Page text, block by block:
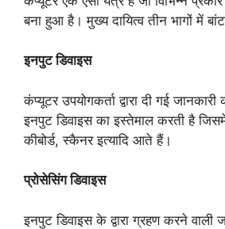
बना हुआ है। मुख्य दायित्व तीन भागों में
इनपुट डिवाइस
कंप्यूटर उपयोगकर्ता द्वारा दी गई
इनपुट डिवाइस का इस्तेमाल करती है
कीबोर्ड, स्कैनर इत्यादि आते हैं।
प्रोसेसिंग डिवाइस
इनपुट डिवाइस के द्वारा ग्रहण करने वाली